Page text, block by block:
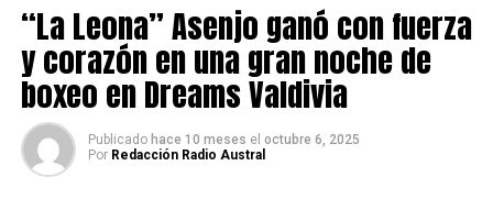
Redacción Radio Austral
“La Leona” Asenjo ganó con fuerza
y corazón en una gran noche de
boxeo en Dreams Valdivia
Publicado hace 10 meses el octubre 6, 2025
Por Redacción Radio Austral